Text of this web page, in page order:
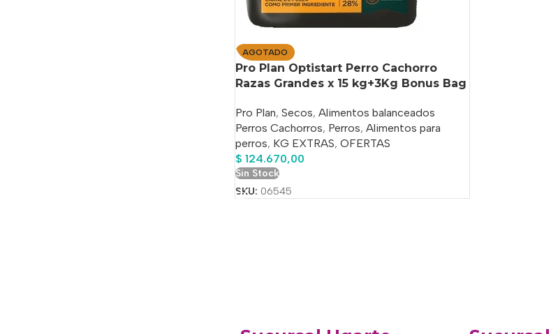
AGOTADO
Pro Plan Optistart Perro Cachorro
Razas Grandes x 15 kg+3Kg Bonus Bag
Pro Plan, Secos, Alimentos balanceados
Perros Cachorros, Perros, Alimentos para
perros, KG EXTRAS, OFERTAS
$ 124.670,00
Sin Stock
SKU: 06545